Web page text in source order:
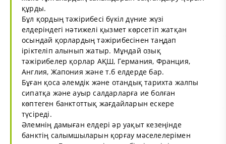
құрды.
Бұл қордың тәжірибесі бүкіл дүние жүзі
елдеріндегі нәтижелі қызмет көрсетіп жатқан
осындай қорлардың тәжірибесінен таңдап
іріктеліп алынып жатыр. Мұндай озық
тәжірибелер қорлар АҚШ, Германия, Франция,
Англия, Жапония және т.б елдерде бар.
Бұған қоса әлемдік және отандық тарихта жалпы
сипатқа және ауыр салдарларға ие болған
көптеген банктоттық жағдайларын ескере
түсіреді.
Әлемнің дамыған елдері әр уақыт кезеңінде
банктің салымшыларын қорғау мәселелерімен